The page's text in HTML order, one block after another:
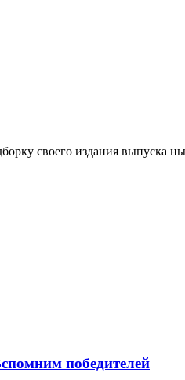
своего издания выпуска
победителей